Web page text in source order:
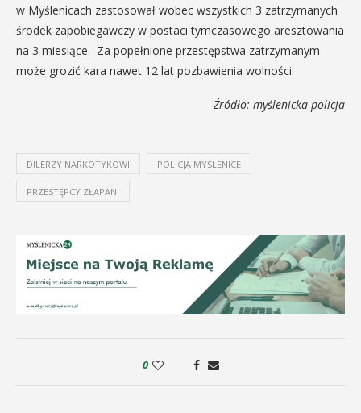
w Myślenicach zastosował wobec wszystkich 3 zatrzymanych
środek zapobiegawczy w postaci tymczasowego aresztowania
na 3 miesiące. Za popełnione przestępstwa zatrzymanym
może grozić kara nawet 12 lat pozbawienia wolności.
Źródło: myślenicka policja
DILERZY NARKOTYKOWI POLICJA MYSLENICE
PRZESTĘPCY ZŁAPANI
0